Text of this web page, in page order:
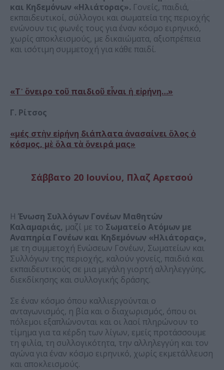
και Κηδεμόνων «Ηλιάτορας». Γονείς, παιδιά,
εκπαιδευτικοί, σύλλογοι και σωματεία της περιοχής
ενώνουν τις φωνές τους για έναν κόσμο ειρηνικό,
χωρίς αποκλεισμούς, με δικαιώματα, αξιοπρέπεια
και ισότιμη συμμετοχή για κάθε παιδί.
«Τ᾿ ὄνειρο τοῦ παιδιοῦ εἶναι ἡ εἰρήνη…»
Γ. Ρίτσος
«μές στὴν εἰρήνη διάπλατα ἀνασαίνει ὅλος ὁ
κόσμος, μὲ ὅλα τὰ ὄνειρά μας»
Σάββατο 20 Ιουνίου, Πλαζ Αρετσού
Η Ένωση Συλλόγων Γονέων Μαθητών
Καλαμαριάς, μαζί με το Σωματείο Ατόμων με
Αναπηρία Γονέων και Κηδεμόνων «Ηλιάτορας»,
με τη συμμετοχή Ενώσεων Γονέων, Σωματείων και
Συλλόγων της περιοχής, καλούν γονείς, παιδιά και
εκπαιδευτικούς σε μια μεγάλη γιορτή αλληλεγγύης,
διεκδίκησης και συλλογικής δράσης.
Σε έναν κόσμο όπου καλλιεργούνται ο
ανταγωνισμός, η βία και ο διαχωρισμός, όπου οι
πόλεμοι εξαπλώνονται και οι λαοί πληρώνουν το
τίμημα για τα κέρδη των λίγων, εμείς προτάσσουμε
τη φιλία, τη συλλογικότητα, την αλληλεγγύη και τον
αγώνα για έναν κόσμο ειρηνικό, χωρίς εκμετάλλευση
και αποκλεισμούς.